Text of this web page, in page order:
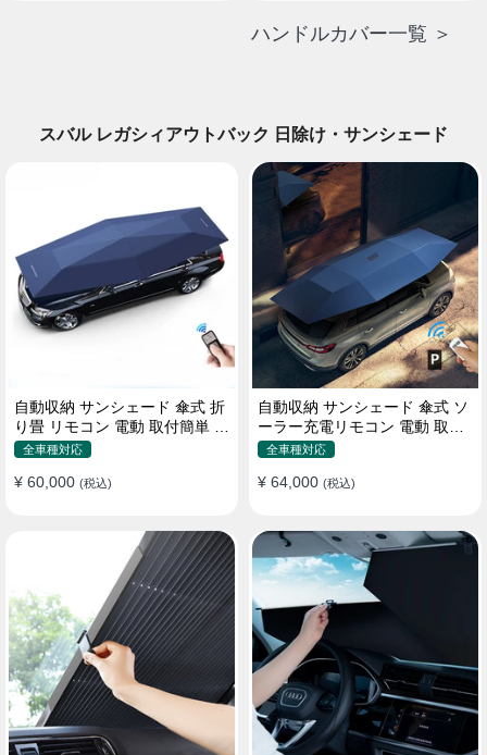
ハンドルカバー一覧 ＞
スバル レガシィアウトバック 日除け・サンシェード
自動収納 サンシェード 傘式 折
り畳 リモコン 電動 取付簡単 汎
用 防風
全車種対応
¥ 60,000 (税込)
自動収納 サンシェード 傘式 ソ
ーラー充電リモコン 電動 取付
簡単 汎用
全車種対応
¥ 64,000 (税込)